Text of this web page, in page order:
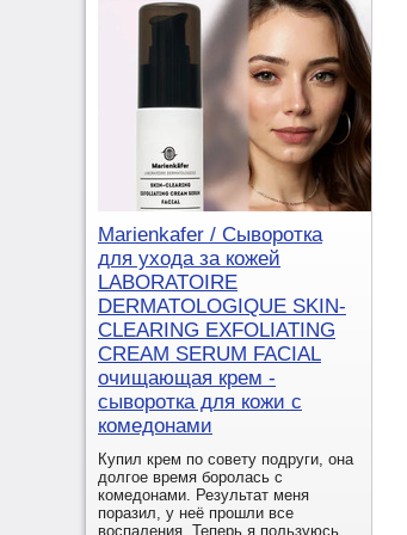
Marienkafer / Сыворотка
для ухода за кожей
LABORATOIRE
DERMATOLOGIQUE SKIN-
CLEARING EXFOLIATING
CREAM SERUM FACIAL
очищающая крем -
сыворотка для кожи с
комедонами
Купил крем по совету подруги, она
долгое время боролась с
комедонами. Результат меня
поразил, у неё прошли все
воспаления. Теперь я пользуюсь